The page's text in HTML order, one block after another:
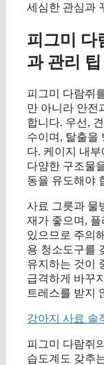
세심한 관심과
피그미 다
과 관리 팁
피그미 다람쥐
만 아니라 안전
합니다. 우선,
수이며, 탈출을
다. 케이지 내
다양한 구조물
동을 유도해야
사료 그릇과 물
재가 좋으며,
있으므로 주의
용 청소도구를
유지하는 것이
급격하게 바꾸
트레스를 받지
강아지 사료 솔
피그미 다람쥐
습도계도 갖추